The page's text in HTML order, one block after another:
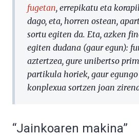
fugetan, errepikatu eta
dago, eta, horren ostean,
sortu egiten da. Eta, azken
egiten dudana (gaur egun):
aztertzea, gure unibertso
partikula horiek, gaur
konplexua sortzen joan
“Jainkoaren makina”